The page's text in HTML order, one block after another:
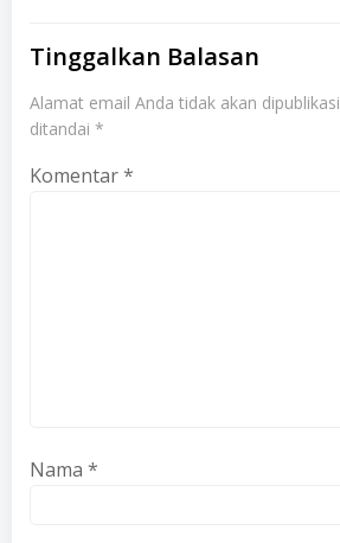
Tinggalkan Balasan
Alamat email Anda tidak akan
ditandai *
Komentar*
Nama *